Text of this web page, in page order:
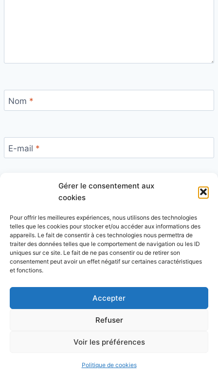
Gérer le consentement aux
cookies
Pour offrir les meilleures expériences, nous utilisons des technologies
telles que les cookies pour stocker et/ou accéder aux informations des
appareils. Le fait de consentir à ces technologies nous permettra de
traiter des données telles que le comportement de navigation ou les ID
uniques sur ce site. Le fait de ne pas consentir ou de retirer son
consentement peut avoir un effet négatif sur certaines caractéristiques
et fonctions.
Accepter
Refuser
Voir les préférences
Politique de cookies
Nom *
E-mail *
Ce site utilise Akismet pour réduire les indésirables.
En savoir plus sur la façon dont les données de vos
Kadence WP